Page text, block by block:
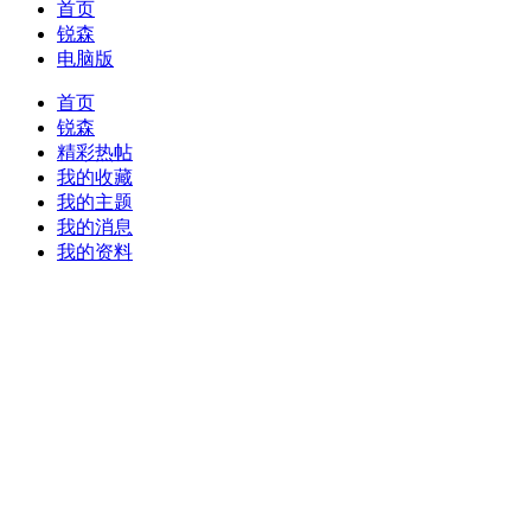
首页
锐森
电脑版
首页
锐森
精彩热帖
我的收藏
我的主题
我的消息
我的资料